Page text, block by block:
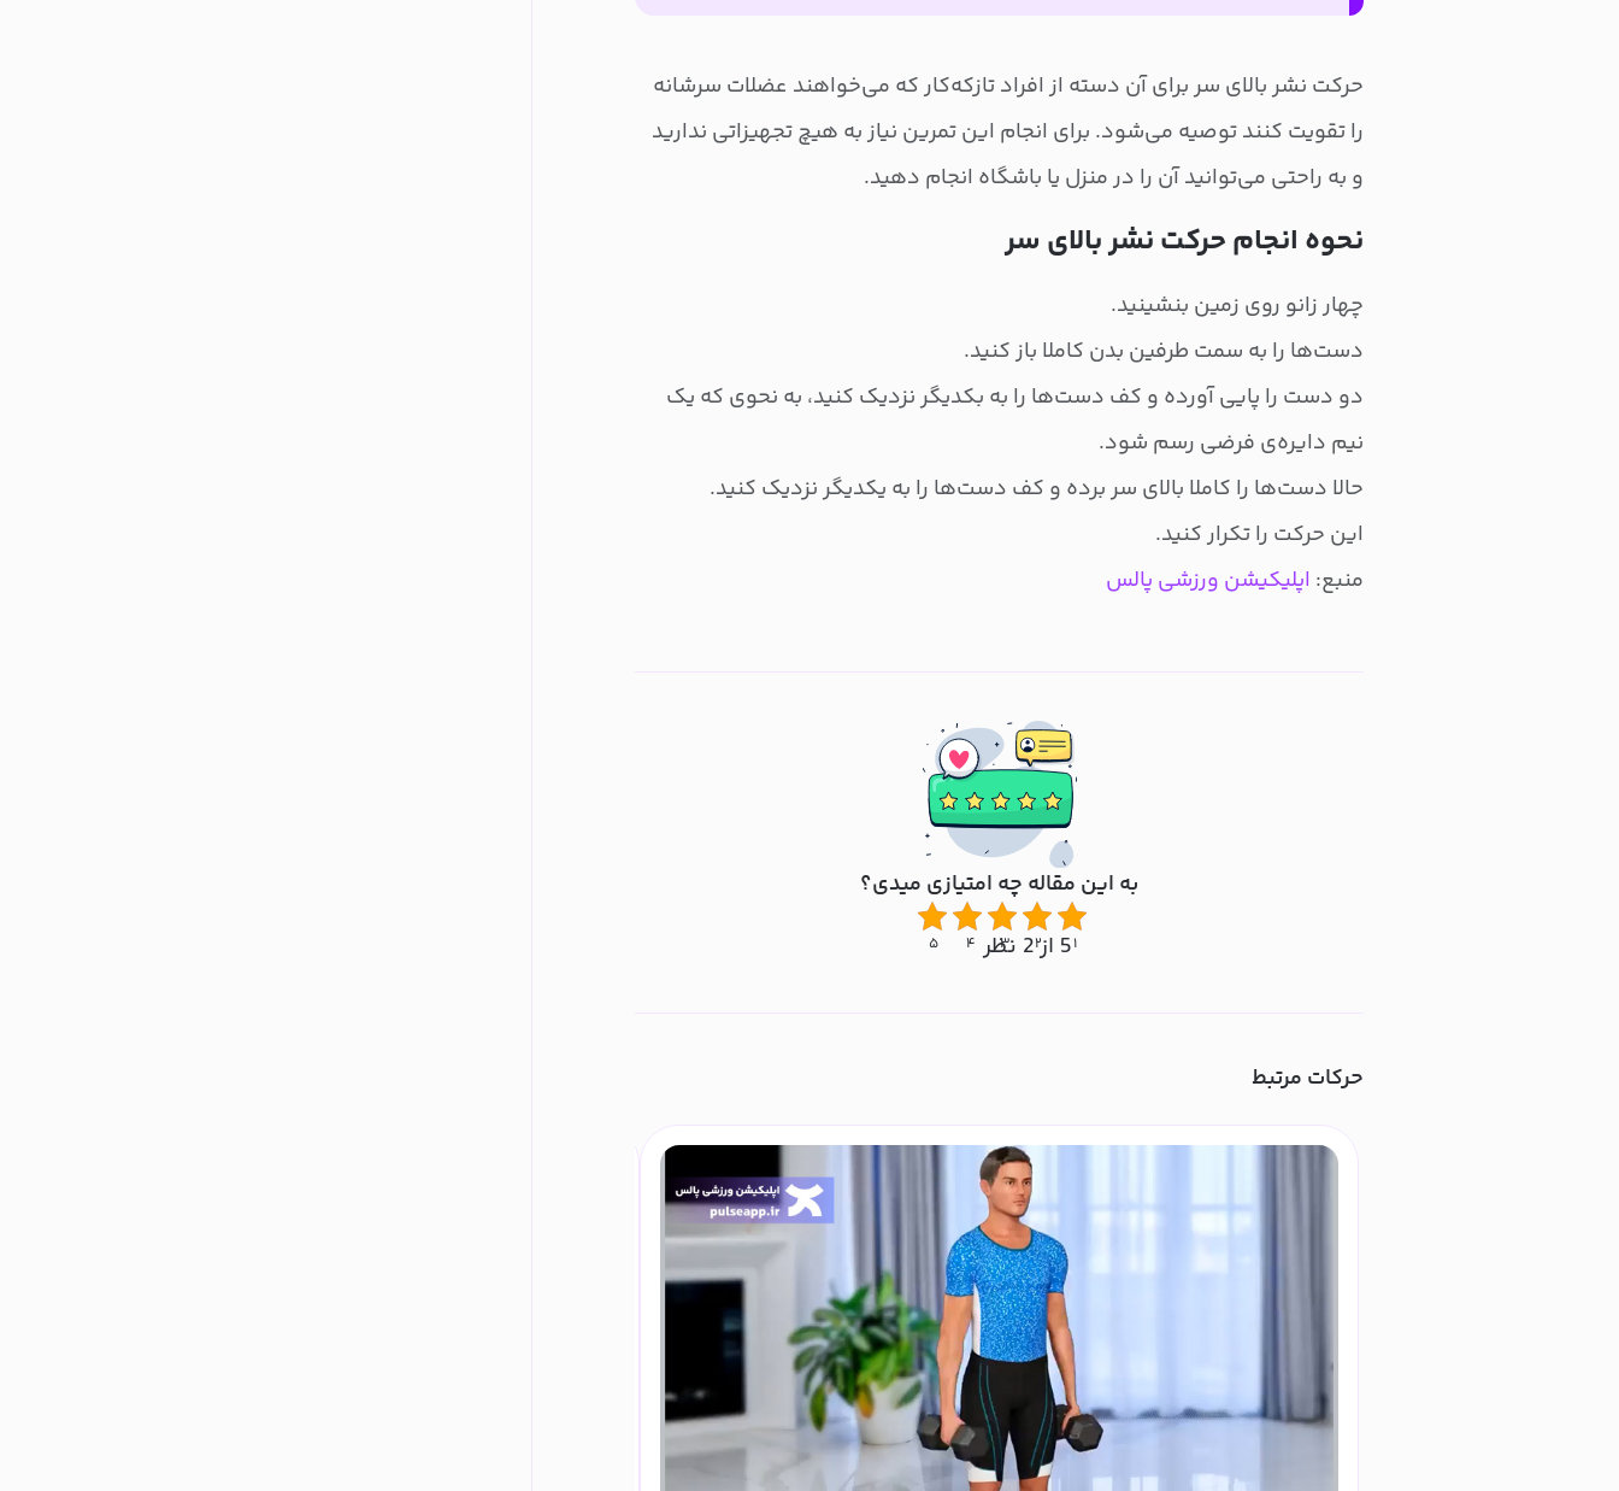
حرکت نشر بالای سر برای آن دسته از افراد تازکه‌کار که می‌خواهند عضلات سرشانه
را تقویت کنند توصیه می‌شود. برای انجام این تمرین نیاز به هیچ تجهیزاتی ندارید
و به راحتی می‌توانید آن را در منزل یا باشگاه انجام دهید.
نحوه انجام حرکت نشر بالای سر
چهار زانو روی زمین بنشینید.
دست‌ها را به سمت طرفین بدن کاملا باز کنید.
دو دست را پایی آورده و کف دست‌ها را به بکدیگر نزدیک کنید، به نحوی که یک
نیم دایره‌ی فرضی رسم شود.
حالا دست‌ها را کاملا بالای سر برده و کف دست‌ها را به یکدیگر نزدیک کنید.
این حرکت را تکرار کنید.
منبع: اپلیکیشن ورزشی پالس
به این مقاله چه امتیازی میدی؟
5 از 2 نظر۱ ۲ ۳ ۴ ۵
حرکات مرتبط